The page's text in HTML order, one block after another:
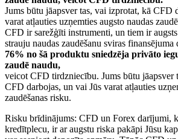
Jums būtu jāapsver tas, vai izprotat, kā CFD
varat atļauties uzņemties augsto naudas
CFD ir sarežģīti instrumenti, un tiem ir
strauju naudas zaudēšanu sviras finansējuma
76% no šā produktu sniedzēja privāto
zaudē naudu,
veicot CFD tirdzniecību. Jums būtu jāapsver
CFD darbojas, un vai Jūs varat atļauties
zaudēšanas risku.
Risku brīdinājums: CFD un Forex darījumi,
kredītplecu, ir ar augstu riska pakāpi Jūsu